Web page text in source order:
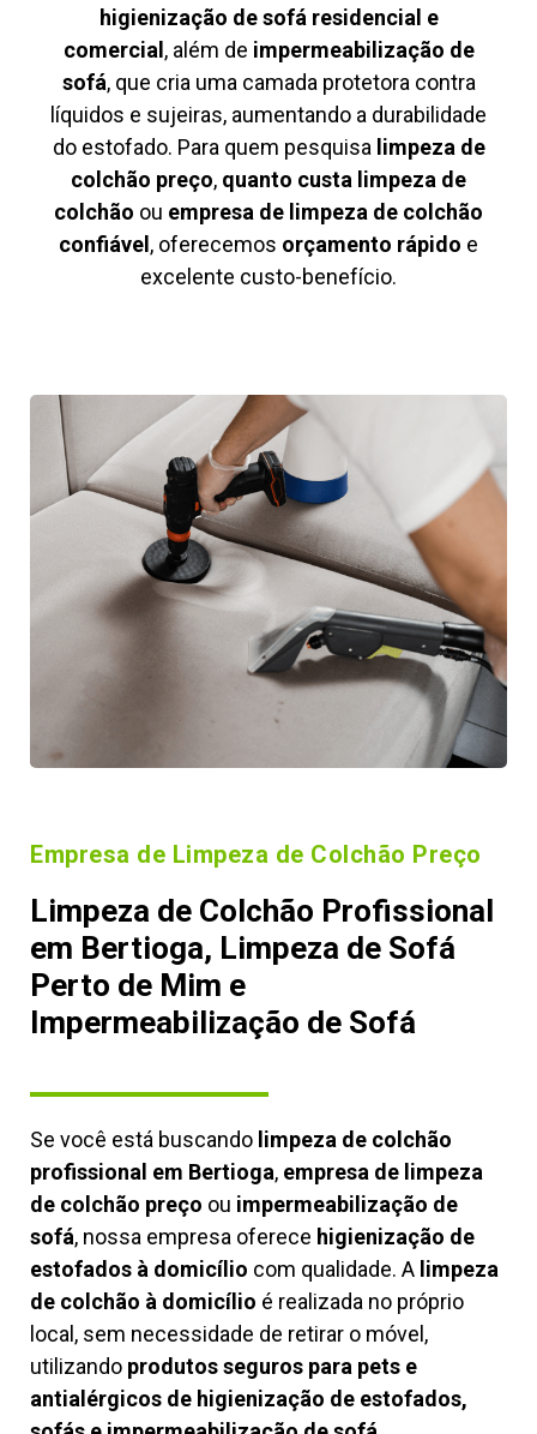
higienização de sofá residencial e
comercial , além de impermeabilização de
sofá, que cria uma camada protetora contra
líquidos e sujeiras, aumentando a durabilidade
do estofado. Para quem pesquisa limpeza de
colchão preço, quanto custa limpeza de
colchão ou empresa de limpeza de colchão
confiável , oferecemos orçamento rápido e
excelente custo-benefício.
Empresa de Limpeza de Colchão Preço
Limpeza de Colchão Profissional
em Bertioga, Limpeza de Sofá
Perto de Mim e
Impermeabilização de Sofá
Se você está buscando limpeza de colchão
profissional em Bertioga, empresa de limpeza
de colchão preço ou impermeabilização de
sofá, nossa empresa oferece higienização de
estofados à domicílio com qualidade. A limpeza
de colchão à domicílio é realizada no próprio
local, sem necessidade de retirar o móvel,
utilizando produtos seguros para pets e
antialérgicos de higienização de estofados,